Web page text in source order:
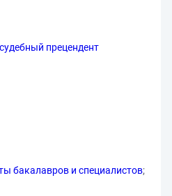
судебный прецендент
бакалавров и специалистов;